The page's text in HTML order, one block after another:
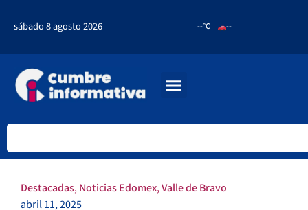
sábado 8 agosto 2026 --°C --
Destacadas,Noticias Edomex,Valle de Bravo
abril 11, 2025